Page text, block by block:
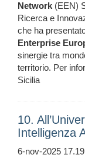
Network (EEN)
Ricerca e
che ha
Enterprise
sinergie tra
territorio. Per
Sicilia
10.
Intelligenza
6-nov-2025